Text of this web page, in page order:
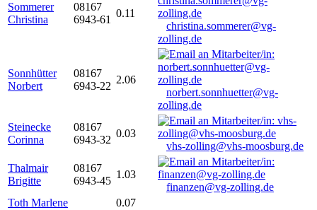
Sommerer
Christina
08167
6943-61
0.11
christina.sommerer@vg-
zolling.de
Sonnhütter
Norbert
08167
6943-22
2.06
norbert.sonnhuetter@vg-
zolling.de
Steinecke
Corinna
08167
6943-32
0.03
vhs-zolling@vhs-moosburg.de
Thalmair
Brigitte
08167
6943-45
1.03
finanzen@vg-zolling.de
Toth Marlene
0.07